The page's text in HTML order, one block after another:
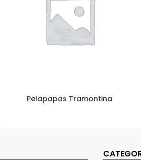
Pelapapas Tramontina